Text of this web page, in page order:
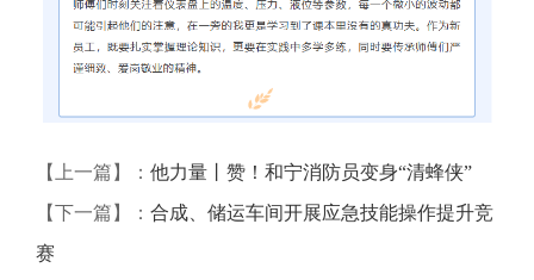
【上一篇】： 他力量丨赞！和宁消防员变身“清蜂侠”
【下一篇】： 合成、储运车间开展应急技能操作提升竞
赛